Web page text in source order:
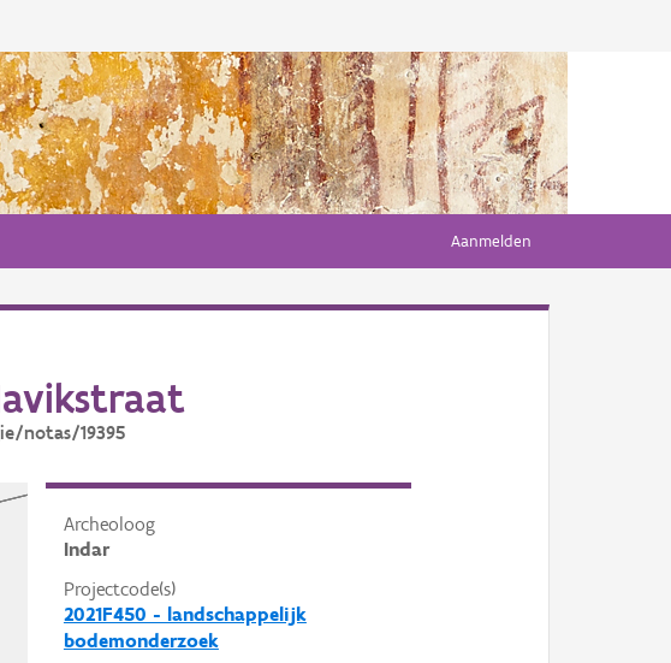
Aanmelden
notas/19395
Archeoloog
Indar
Projectcode(s)
2021F450 - landschappelijk
bodemonderzoek